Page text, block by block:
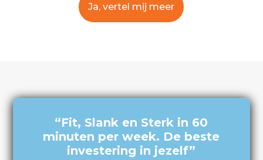
Ja, vertel mij meer
“Fit, Slank en Sterk in 60
minuten per week. De beste
investering in jezelf”